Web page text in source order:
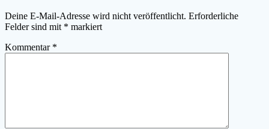
Deine E-Mail-Adresse wird nicht veröffentlicht. Erforderliche
Felder sind mit * markiert
Kommentar *